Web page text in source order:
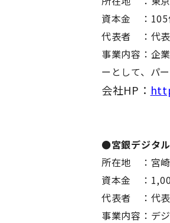
資本金 ：105
代表者 ：代
事業内容：企
ーとして、パ
会社HP：
●宮銀デジタ
所在地 ：宮
資本⾦ ：
代表者 ：代
事業内容：デ